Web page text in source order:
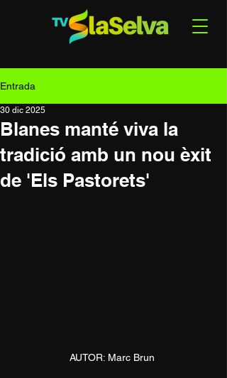
Entrada
Blanes manté viva la
tradició amb un nou èxit
de 'Els Pastorets'
30 dic 2025
AUTOR: Marc Brun